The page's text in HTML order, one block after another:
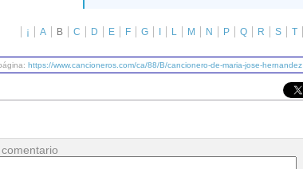
¡ A B C D E F G L M N P Q R S T
https://www.cancioneros.com/ca/88/B/cancionero-de-maria-jose-hernandez